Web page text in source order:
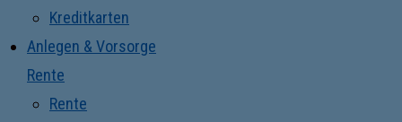
Kreditkarten
Anlegen & Vorsorge
Rente
Rente